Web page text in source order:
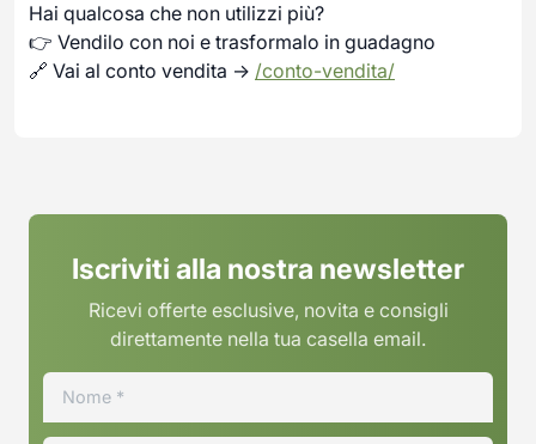
Hai qualcosa che non utilizzi più?
👉 Vendilo con noi e trasformalo in guadagno
🔗 Vai al conto vendita → /conto-vendita/
Iscriviti alla nostra newsletter
Ricevi offerte esclusive, novita e consigli
direttamente nella tua casella email.